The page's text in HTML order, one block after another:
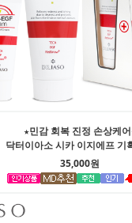
★민감 회복 진정 손상케
닥터이아소 시카 이지에프 기
35,000원